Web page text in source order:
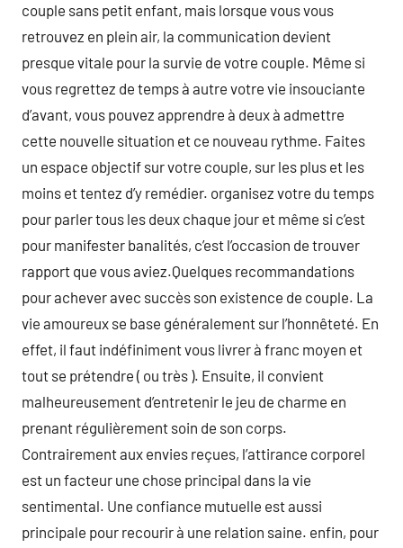
couple sans petit enfant, mais lorsque vous vous
retrouvez en plein air, la communication devient
presque vitale pour la survie de votre couple. Même si
vous regrettez de temps à autre votre vie insouciante
d’avant, vous pouvez apprendre à deux à admettre
cette nouvelle situation et ce nouveau rythme. Faites
un espace objectif sur votre couple, sur les plus et les
moins et tentez d’y remédier. organisez votre du temps
pour parler tous les deux chaque jour et même si c’est
pour manifester banalités, c’est l’occasion de trouver
rapport que vous aviez.Quelques recommandations
pour achever avec succès son existence de couple. La
vie amoureux se base généralement sur l’honnêteté. En
effet, il faut indéfiniment vous livrer à franc moyen et
tout se prétendre ( ou très ). Ensuite, il convient
malheureusement d’entretenir le jeu de charme en
prenant régulièrement soin de son corps.
Contrairement aux envies reçues, l’attirance corporel
est un facteur une chose principal dans la vie
sentimental. Une confiance mutuelle est aussi
principale pour recourir à une relation saine. enfin, pour